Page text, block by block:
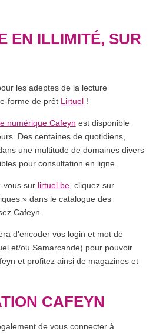
EN ILLIMITÉ, SUR
les adeptes de la lecture
forme de prêt Lirtuel!
numérique Cafeyn est disponible
Des centaines de quotidiens,
une multitude de domaines divers
pour consultation en ligne.
vous sur lirtuel.be, cliquez sur
» dans le catalogue des
Cafeyn.
d’encoder vos login et mot de
et/ou Samarcande) pour pouvoir
et profitez ainsi de magazines et
CAFEYN
de vous connecter à